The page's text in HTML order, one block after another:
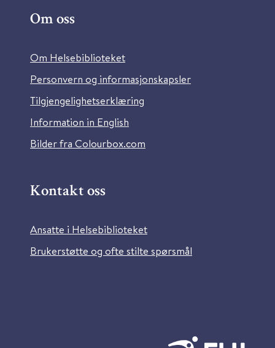
Om oss
Om Helsebiblioteket
Personvern og informasjonskapsler
Tilgjengelighetserklæring
Information in English
Bilder fra Colourbox.com
Kontakt oss
Ansatte i Helsebiblioteket
Brukerstøtte og ofte stilte spørsmål